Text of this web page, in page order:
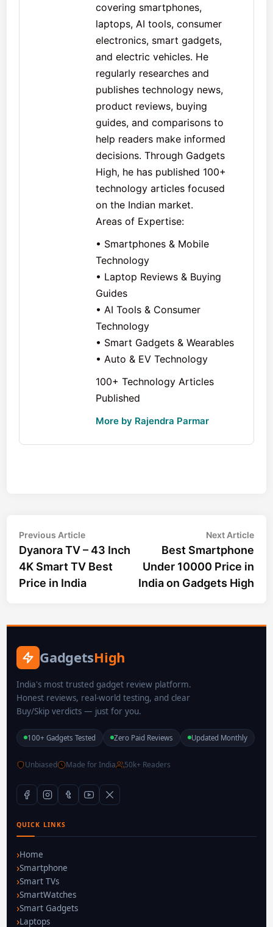
covering smartphones,
laptops, AI tools, consumer
electronics, smart gadgets,
and electric vehicles. He
regularly researches and
publishes technology news,
product reviews, buying
guides, and comparisons to
help readers make informed
decisions. Through Gadgets
High, he has published 100+
technology articles focused
on the Indian market.
Areas of Expertise:
• Smartphones & Mobile
Technology
• Laptop Reviews & Buying
Guides
• AI Tools & Consumer
Technology
• Smart Gadgets & Wearables
• Auto & EV Technology
100+ Technology Articles
Published
More by Rajendra Parmar
Post
navigation
Previous ArticlePrevious
article:
Dyanora TV – 43 Inch
4K Smart TV Best
Price in India
Next Article
Best Smartphone
Under 10000 Price in
India on Gadgets High
GadgetsHigh
India's most trusted gadget review platform.
Honest reviews, real-world testing, and clear
Buy/Skip verdicts — just for you.
100+ Gadgets Tested Zero Paid Reviews Updated Monthly
Unbiased Made for India 50k+ Readers
QUICK LINKS
Home
Smartphone
Smart TVs
SmartWatches
Smart Gadgets
Laptops